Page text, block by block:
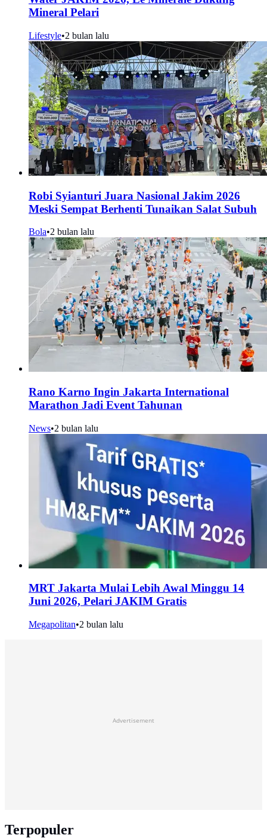
Mineral Pelari
Lifestyle•2 bulan lalu
Robi Syianturi Juara Nasional Jakim 2026
Meski Sempat Berhenti Tunaikan Salat Subuh
Bola•2 bulan lalu
Rano Karno Ingin Jakarta International
Marathon Jadi Event Tahunan
News•2 bulan lalu
MRT Jakarta Mulai Lebih Awal Minggu 14
Juni 2026, Pelari JAKIM Gratis
Megapolitan•2 bulan lalu
Advertisement
Terpopuler